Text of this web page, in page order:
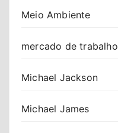
Meio Ambiente
mercado de trabalho
Michael Jackson
Michael James